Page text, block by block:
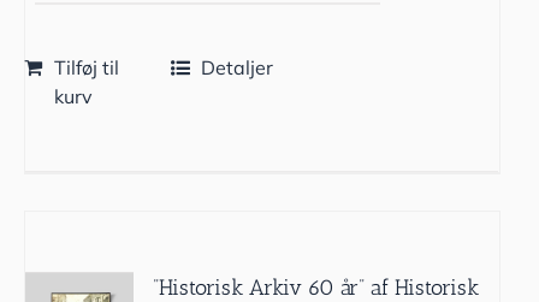
Tilføj til
kurv
Detaljer
”Historisk Arkiv 60 år” af Historisk